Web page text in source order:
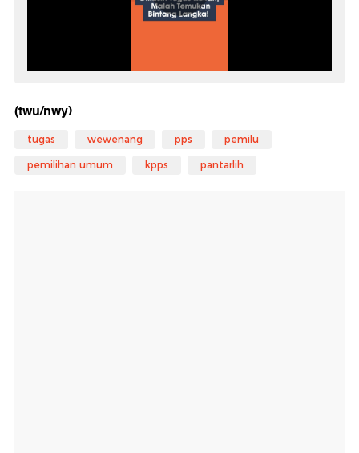
(twu/nwy)
tugas wewenang pps pemilu
pemilihan umum kpps pantarlih